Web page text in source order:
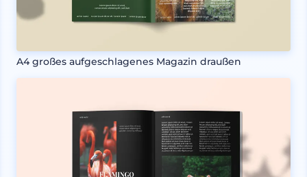
A4 großes aufgeschlagenes Magazin draußen